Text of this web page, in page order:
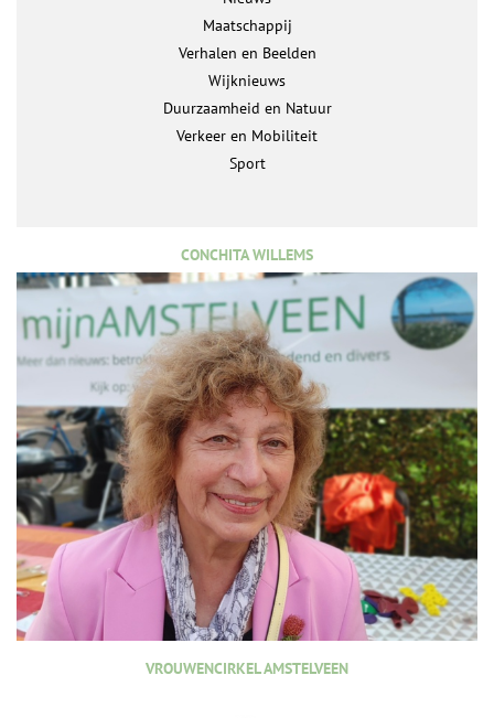
Maatschappij
Verhalen en Beelden
Wijknieuws
Duurzaamheid en Natuur
Verkeer en Mobiliteit
Sport
CONCHITA WILLEMS
VROUWENCIRKEL AMSTELVEEN